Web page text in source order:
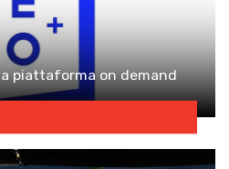
piattaforma on demand